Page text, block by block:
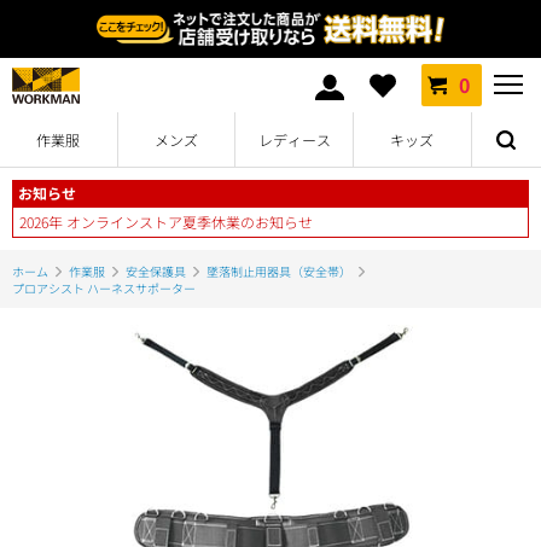
0
作業服 メンズ レディース キッズ
お知らせ
2026年 オンラインストア夏季休業のお知らせ
ホーム 作業服 安全保護具
墜落制止用器具（安全帯）
プロアシスト ハーネスサポーター